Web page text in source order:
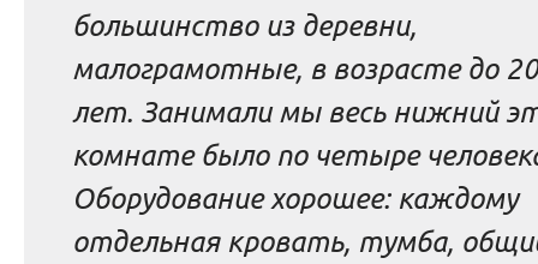
большинство из деревни,
малограмотные, в возрасте до
лет. Занимали мы весь нижний
комнате было по четыре
Оборудование хорошее: каждому
отдельная кровать, тумба,